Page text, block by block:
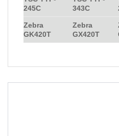
245C
343C
Zebra
GK420T
Zebra
GX420T